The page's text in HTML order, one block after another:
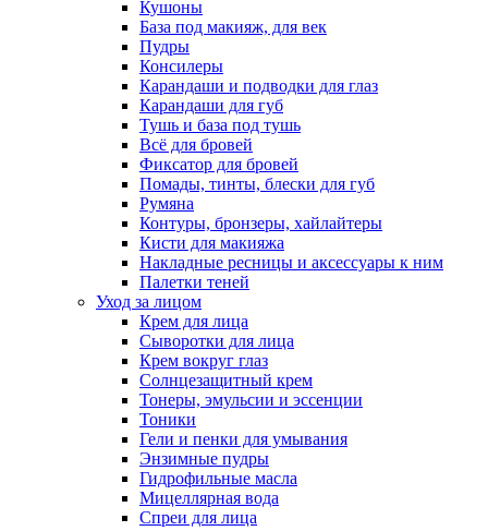
Кушоны
База под макияж, для век
Пудры
Консилеры
Карандаши и подводки для глаз
Карандаши для губ
Тушь и база под тушь
Всё для бровей
Фиксатор для бровей
Помады, тинты, блески для губ
Румяна
Контуры, бронзеры, хайлайтеры
Кисти для макияжа
Накладные ресницы и аксессуары к ним
Палетки теней
Уход за лицом
Крем для лица
Сыворотки для лица
Крем вокруг глаз
Солнцезащитный крем
Тонеры, эмульсии и эссенции
Тоники
Гели и пенки для умывания
Энзимные пудры
Гидрофильные масла
Мицеллярная вода
Спреи для лица